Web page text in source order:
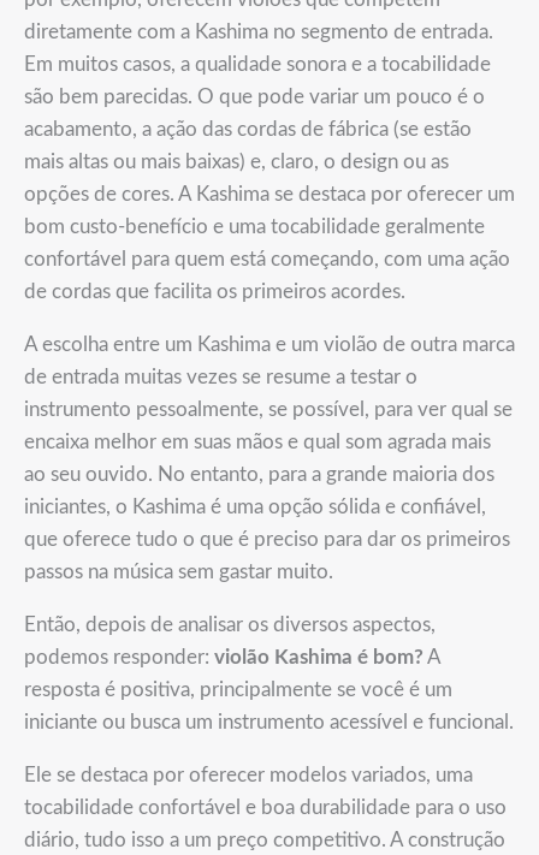
diretamente com a Kashima no segmento de entrada.
Em muitos casos, a qualidade sonora e a tocabilidade
são bem parecidas. O que pode variar um pouco é o
acabamento, a ação das cordas de fábrica (se estão
mais altas ou mais baixas) e, claro, o design ou as
opções de cores. A Kashima se destaca por oferecer um
bom custo-benefício e uma tocabilidade geralmente
confortável para quem está começando, com uma ação
de cordas que facilita os primeiros acordes.
A escolha entre um Kashima e um violão de outra marca
de entrada muitas vezes se resume a testar o
instrumento pessoalmente, se possível, para ver qual se
encaixa melhor em suas mãos e qual som agrada mais
ao seu ouvido. No entanto, para a grande maioria dos
iniciantes, o Kashima é uma opção sólida e confiável,
que oferece tudo o que é preciso para dar os primeiros
passos na música sem gastar muito.
Então, depois de analisar os diversos aspectos,
podemos responder: violão Kashima é bom? A
resposta é positiva, principalmente se você é um
iniciante ou busca um instrumento acessível e funcional.
Ele se destaca por oferecer modelos variados, uma
tocabilidade confortável e boa durabilidade para o uso
diário, tudo isso a um preço competitivo. A construção